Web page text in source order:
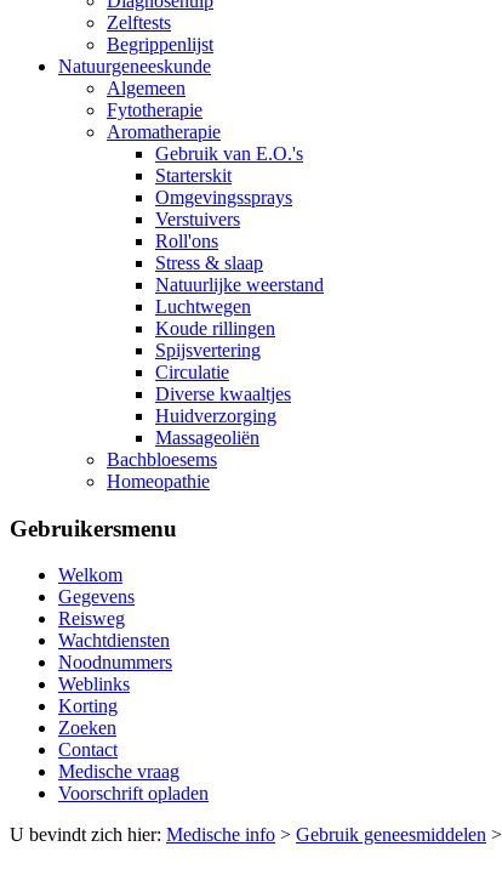
Zelftests
Begrippenlijst
Natuurgeneeskunde
Algemeen
Fytotherapie
Aromatherapie
Gebruik van E.O.'s
Starterskit
Omgevingssprays
Verstuivers
Roll'ons
Stress & slaap
Natuurlijke weerstand
Luchtwegen
Koude rillingen
Spijsvertering
Circulatie
Diverse kwaaltjes
Huidverzorging
Massageoliën
Bachbloesems
Homeopathie
Gebruikersmenu
Welkom
Gegevens
Reisweg
Wachtdiensten
Noodnummers
Weblinks
Korting
Zoeken
Contact
Medische vraag
Voorschrift opladen
U bevindt zich hier: Medische info > Gebruik geneesmiddelen >